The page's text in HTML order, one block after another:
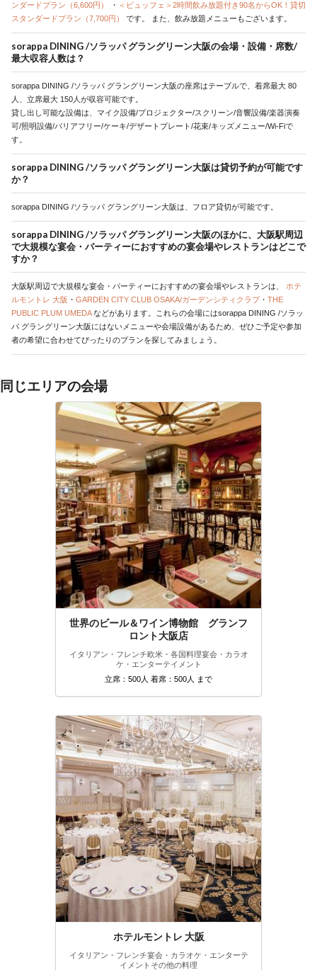
ンダードプラン（6,600円）
・ ＜ビュッフェ＞2時間飲み放題付き90名からOK！貸切
スタンダードプラン（7,700円） です。 また、飲み放題メニューもございます。
sorappa DINING /ソラッパ グラングリーン大阪の会場・設備・席数/
最大収容人数は？
sorappa DINING /ソラッパ グラングリーン大阪の座席はテーブルで、着席最大 80
人、立席最大 150人が収容可能です。
貸し出し可能な設備は、マイク設備/プロジェクター/スクリーン/音響設備/楽器演奏
可/照明設備/バリアフリー/ケーキ/デザートプレート/花束/キッズメニュー/Wi-Fiで
す。
sorappa DINING /ソラッパ グラングリーン大阪は貸切予約が可能です
か？
sorappa DINING /ソラッパ グラングリーン大阪は、フロア貸切が可能です。
sorappa DINING /ソラッパ グラングリーン大阪のほかに、大阪駅周辺
で大規模な宴会・パーティーにおすすめの宴会場やレストランはどこで
すか？
大阪駅周辺で大規模な宴会・パーティーにおすすめの宴会場やレストランは、 ホテ
ルモントレ 大阪 ・ GARDEN CITY CLUB OSAKA/ガーデンシティクラブ ・ THE
PUBLIC PLUM UMEDAなどがあります。これらの会場にはsorappa DINING /ソラッ
パ グラングリーン大阪にはないメニューや会場設備があるため、ぜひご予定や参加
者の希望に合わせてぴったりのプランを探してみましょう。
同じエリアの会場
世界のビール＆ワイン博物館 グランフ
ロント大阪店
イタリアン・フレンチ欧米・各国料理宴会・カラオ
ケ・エンターテイメント
立席：500人 着席：500人 まで
ホテルモントレ 大阪
イタリアン・フレンチ宴会・カラオケ・エンターテ
イメント その他の料理